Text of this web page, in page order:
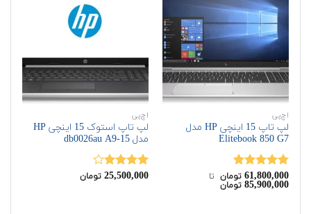
اچ‌پی
لپ تاپ 15 اینچی HP مدل
Elitebook 850 G7
نمره5.00
از 5
61,800,000 تومان‌ تا ‌
85,900,000 تومان
اچ‌پی
لپ تاپ استوک 15 اینچی HP
مدل 15-db0026au A9
نمره
25,500,000 تومان